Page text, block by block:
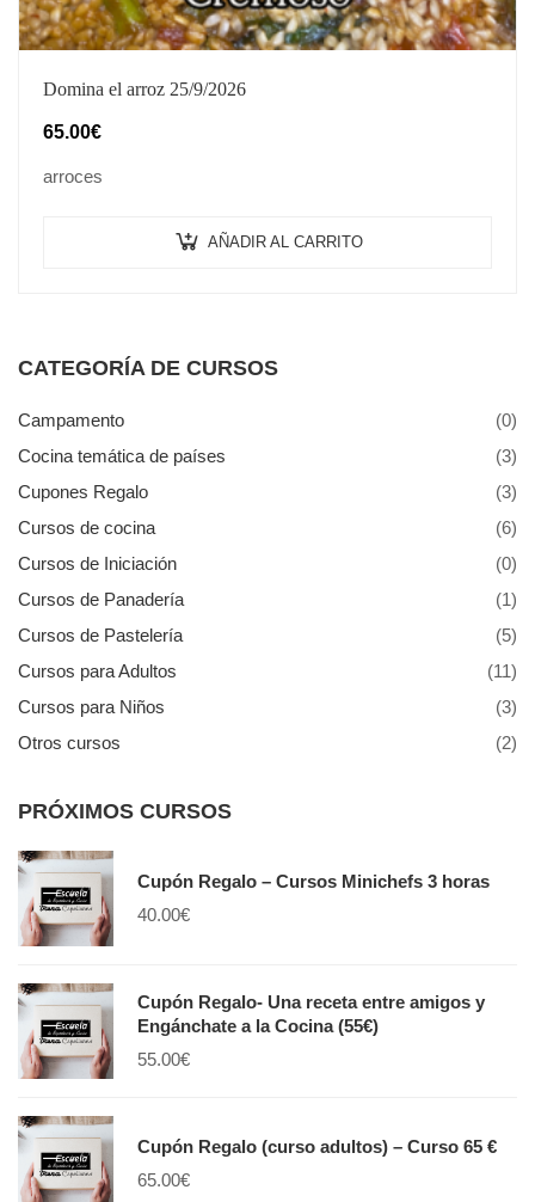
Domina el arroz 25/9/2026
65.00€
arroces
AÑADIR AL CARRITO
CATEGORÍA DE CURSOS
Campamento
(0)
Cocina temática de países
(3)
Cupones Regalo
(3)
Cursos de cocina
(6)
Cursos de Iniciación
(0)
Cursos de Panadería
(1)
Cursos de Pastelería
(5)
Cursos para Adultos
(11)
Cursos para Niños
(3)
Otros cursos
(2)
PRÓXIMOS CURSOS
Cupón Regalo – Cursos Minichefs 3 horas
40.00€
Cupón Regalo- Una receta entre amigos y
Engánchate a la Cocina (55€)
55.00€
Cupón Regalo (curso adultos) – Curso 65 €
65.00€